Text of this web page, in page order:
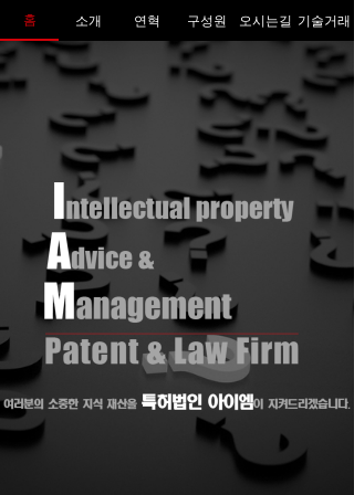
홈 소개 연혁 구성원 오시는길 기술거래